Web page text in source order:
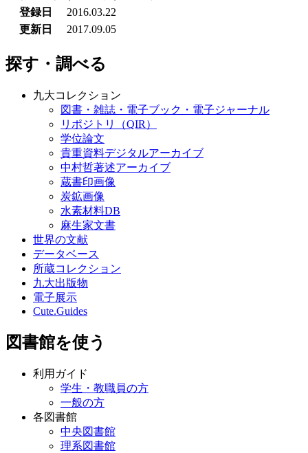
登録日
2016.03.22
更新日
2017.09.05
探す・調べる
九大コレクション
図書・雑誌・電子ブック・電子ジャーナル
リポジトリ（QIR）
学位論文
貴重資料デジタルアーカイブ
中村哲著述アーカイブ
蔵書印画像
炭鉱画像
水素材料DB
麻生家文書
世界の文献
データベース
所蔵コレクション
九大出版物
電子展示
Cute.Guides
図書館を使う
利用ガイド
学生・教職員の方
一般の方
各図書館
中央図書館
理系図書館